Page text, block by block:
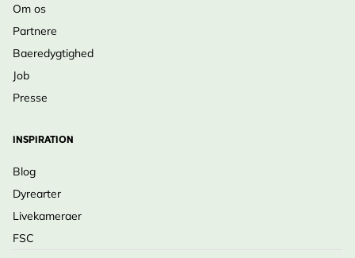
Om os
Partnere
Baeredygtighed
Job
Presse
INSPIRATION
Blog
Dyrearter
Livekameraer
FSC